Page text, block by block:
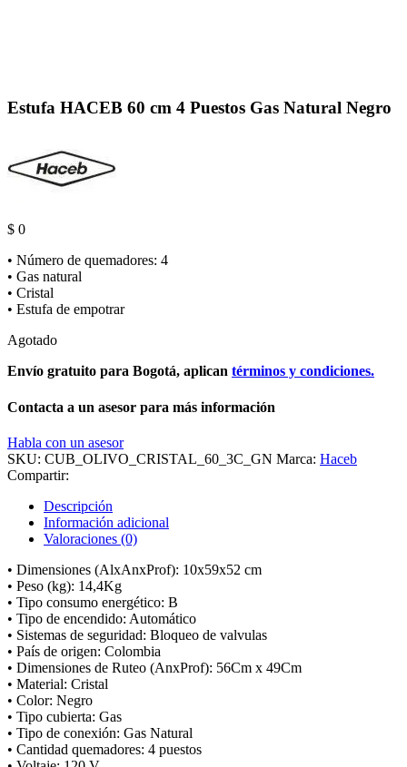
Estufa HACEB 60 cm 4 Puestos Gas Natural Negro
$ 0
• Número de quemadores: 4
• Gas natural
• Cristal
• Estufa de empotrar
Agotado
Envío gratuito para Bogotá, aplican términos y condiciones.
Contacta a un asesor para más información
Habla con un asesor
SKU: CUB_OLIVO_CRISTAL_60_3C_GN Marca: Haceb
Compartir:
Descripción
Información adicional
Valoraciones (0)
• Dimensiones (AlxAnxProf): 10x59x52 cm
• Peso (kg): 14,4Kg
• Tipo consumo energético: B
• Tipo de encendido: Automático
• Sistemas de seguridad: Bloqueo de valvulas
• País de origen: Colombia
• Dimensiones de Ruteo (AnxProf): 56Cm x 49Cm
• Material: Cristal
• Color: Negro
• Tipo cubierta: Gas
• Tipo de conexión: Gas Natural
• Cantidad quemadores: 4 puestos